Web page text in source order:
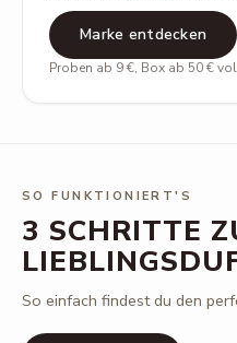
Marke entdecken
Proben ab 9 €, Box ab 50 €
SO FUNKTIONIERT'S
3 SCHRITTE
So einfach findest du den